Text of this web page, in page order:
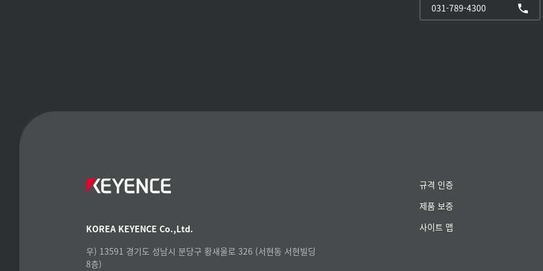
031-789-4300
KOREA KEYENCE Co.,Ltd.
우) 13591 경기도 성남시 분당구 황새울로 326 (서현동 서현빌딩
8층)
규격 인증
제품 보증
사이트 맵